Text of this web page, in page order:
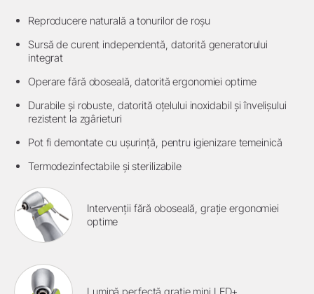
Reproducere naturală a tonurilor de roșu
Sursă de curent independentă, datorită generatorului
integrat
Operare fără oboseală, datorită ergonomiei optime
Durabile și robuste, datorită oțelului inoxidabil și învelișului
rezistent la zgârieturi
Pot fi demontate cu ușurință, pentru igienizare temeinică
Termodezinfectabile și sterilizabile
Intervenții fără oboseală, grație ergonomiei
optime